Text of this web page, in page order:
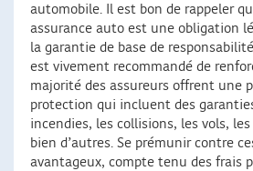
automobile. Il est bon de rappeler
assurance auto est une obligation
la garantie de base de
est vivement recommandé de
majorité des assureurs offrent une
protection qui incluent des
incendies, les collisions, les vols,
bien d’autres. Se prémunir contre
avantageux, compte tenu des frais